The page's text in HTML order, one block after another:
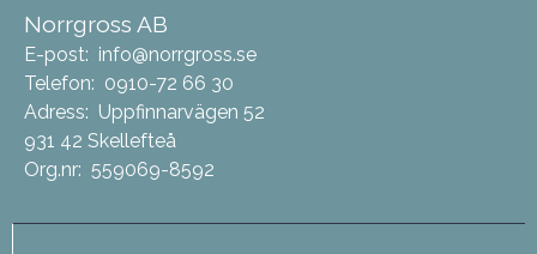
Norrgross AB
E-post: info@norrgross.se
Telefon: 0910-72 66 30
Adress: Uppfinnarvägen 52
931 42 Skellefteå
Org.nr: 559069-8592